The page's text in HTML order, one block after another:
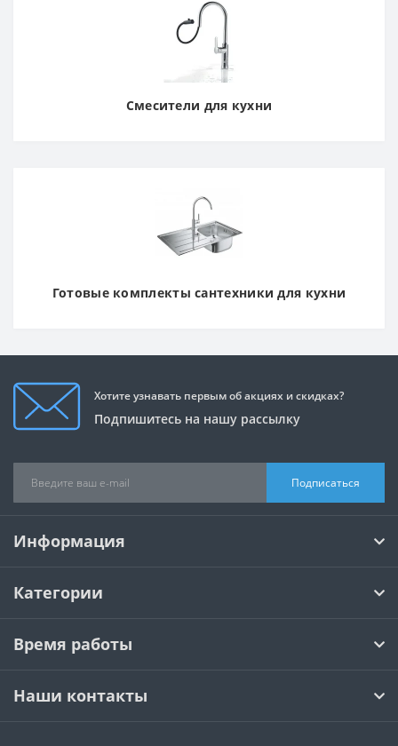
Смесители для кухни
Готовые комплекты сантехники для кухни
Хотите узнавать первым об акциях и скидках?
Подпишитесь на нашу рассылку
Подписаться
Информация
Категории
Время работы
Наши контакты